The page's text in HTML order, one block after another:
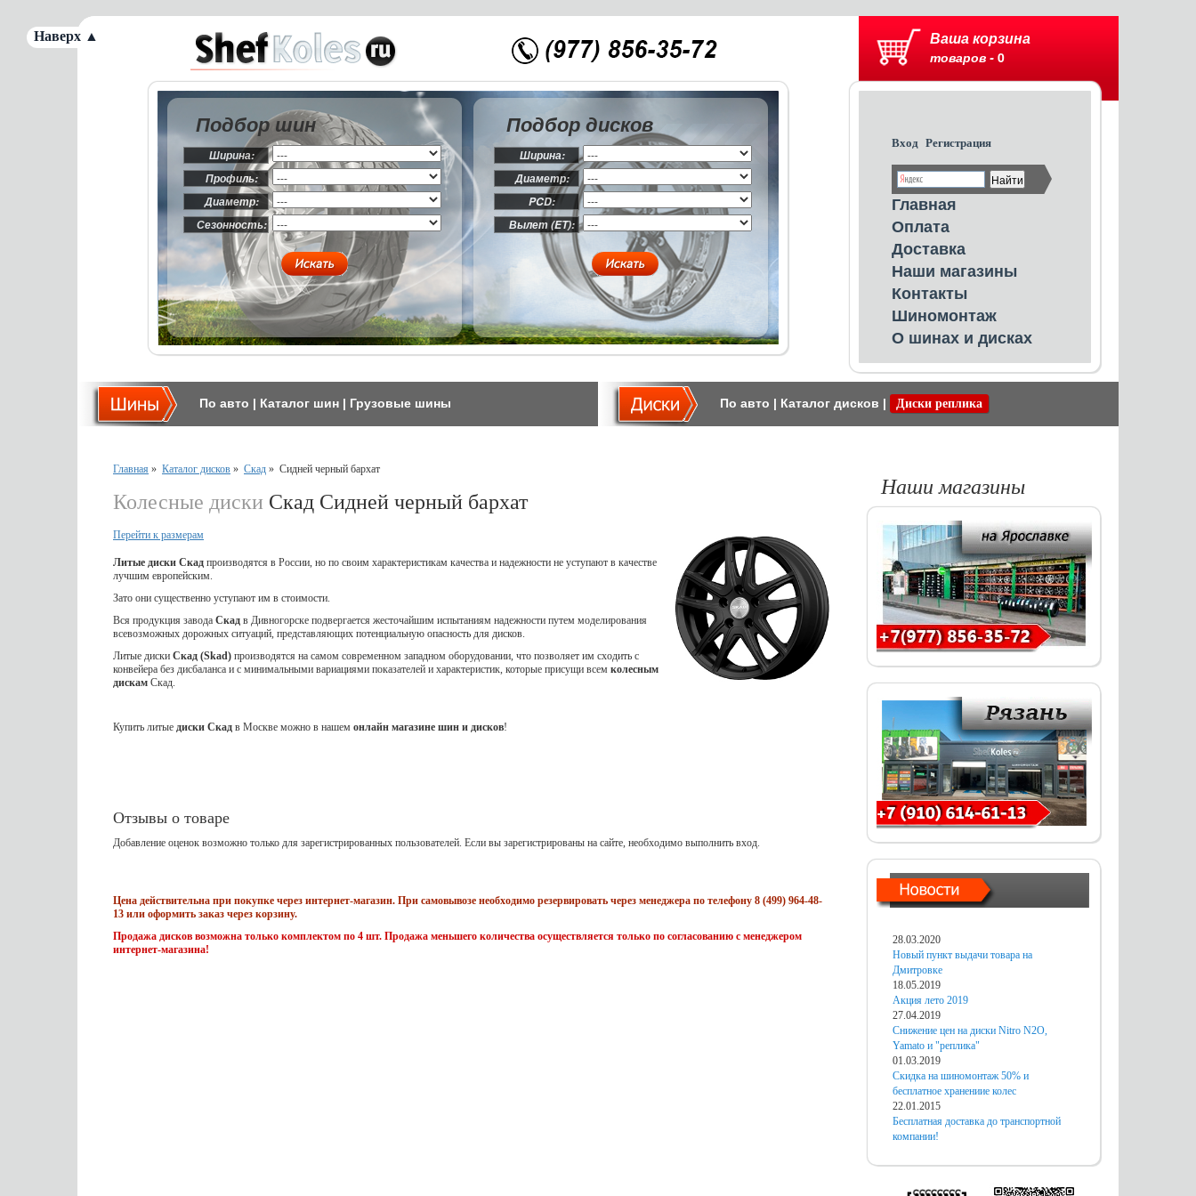
Ваша корзина
товаров - 0
Вход Регистрация
Главная
Оплата
Доставка
Наши магазины
Контакты
Шиномонтаж
О шинах и дисках
Подбор шин
Ширина:
Профиль:
Диаметр:
Сезонность:
Подбор дисков
Ширина:
Диаметр:
PCD:
Вылет (ET):
По авто | Каталог шин | Грузовые шины По авто | Каталог дисков | Диски реплика
Главная » Каталог дисков » Скад » Сидней черный бархат
Колесные диски Скад Сидней черный бархат
Перейти к размерам
Литые диски Скад производятся в России, но по своим характеристикам качества и надежности не уступают в качестве
лучшим европейским.
Зато они существенно уступают им в стоимости.
Вся продукция завода Скад в Дивногорске подвергается жесточайшим испытаниям надежности путем моделирования
всевозможных дорожных ситуаций, представляющих потенциальную опасность для дисков.
Литые диски Скад (Skad) производятся на самом современном западном оборудовании, что позволяет им сходить с
конвейера без дисбаланса и с минимальными вариациями показателей и характеристик, которые присущи всем колесным
дискам Скад.
Купить литые диски Скад в Москве можно в нашем онлайн магазине шин и дисков!
Отзывы о товаре
Добавление оценок возможно только для зарегистрированных пользователей. Если вы зарегистрированы на сайте, необходимо выполнить вход.
Цена действительна при покупке через интернет-магазин. При самовывозе необходимо резервировать через менеджера по телефону 8 (499) 964-48-
13 или оформить заказ через корзину.
Продажа дисков возможна только комплектом по 4 шт. Продажа меньшего количества осуществляется только по согласованию с менеджером
интернет-магазина!
Наши магазины
28.03.2020
Новый пункт выдачи товара на
Дмитровке
18.05.2019
Акция лето 2019
27.04.2019
Снижение цен на диски Nitro N2O,
Yamato и "реплика"
01.03.2019
Скидка на шиномонтаж 50% и
бесплатное хранениие колес
22.01.2015
Бесплатная доставка до транспортной
компании!
Наверх ▲